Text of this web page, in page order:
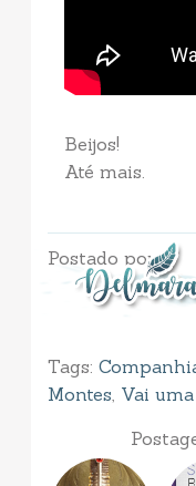
Beijos!
Até mais.
Postado por
Tags:
Montes Vai